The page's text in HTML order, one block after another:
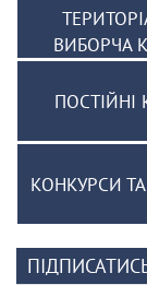
ВИБОРЧА
ПОСТІЙНІ
КОНКУРСИ